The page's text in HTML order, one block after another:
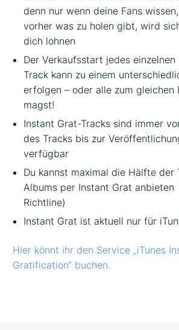
denn nur wenn deine Fans
vorher was zu holen gibt, wird
dich lohnen
Der Verkaufsstart jedes
Track kann zu einem
erfolgen – oder alle zum gleichen
magst!
Instant Grat-Tracks sind immer
des Tracks bis zur
verfügbar
Du kannst maximal die Hälfte der
Albums per Instant Grat anbieten
Richtline)
Instant Grat ist aktuell nur für
Hier könnt ihr den Service „iTunes
Gratification“ buchen.